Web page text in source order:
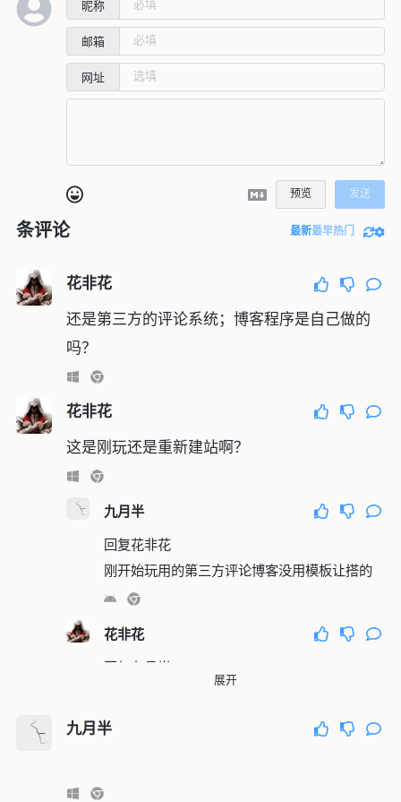
昵称
邮箱
网址
预览 发送
条评论 最新最早热门
花非花
还是第三方的评论系统；博客程序是自己做的
吗？
花非花
这是刚玩还是重新建站啊？
九月半
回复@花非花
刚开始玩 用的第三方评论 博客没用模板让ai搭的
花非花
展开
九月半